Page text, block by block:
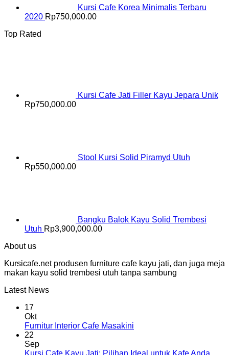
Kursi Cafe Korea Minimalis Terbaru
2020 Rp750,000.00
Top Rated
Kursi Cafe Jati Filler Kayu Jepara Unik
Rp750,000.00
Stool Kursi Solid Piramyd Utuh
Rp550,000.00
Bangku Balok Kayu Solid Trembesi
Utuh Rp3,900,000.00
About us
Kursicafe.net produsen furniture cafe kayu jati, dan juga meja
makan kayu solid trembesi utuh tanpa sambung
Latest News
17
Okt
Furnitur Interior Cafe Masakini
22
Sep